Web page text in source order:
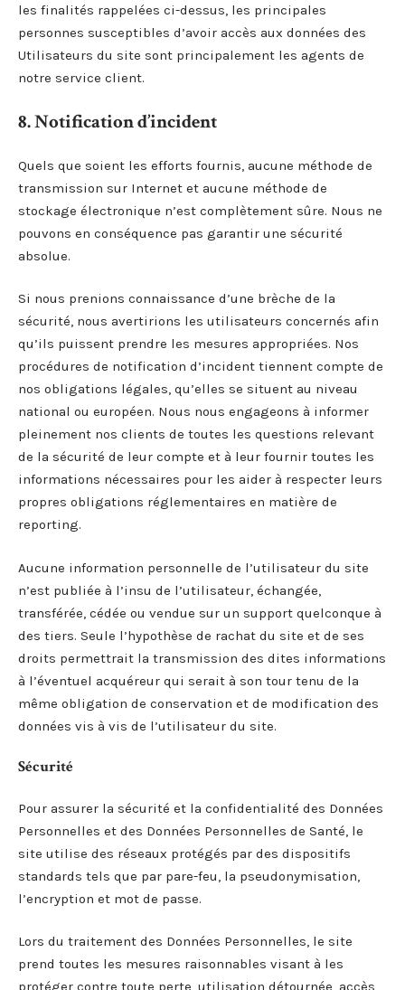
les finalités rappelées ci-dessus, les principales
personnes susceptibles d’avoir accès aux données des
Utilisateurs du site sont principalement les agents de
notre service client.
8. Notification d’incident
Quels que soient les efforts fournis, aucune méthode de
transmission sur Internet et aucune méthode de
stockage électronique n’est complètement sûre. Nous ne
pouvons en conséquence pas garantir une sécurité
absolue.
Si nous prenions connaissance d’une brèche de la
sécurité, nous avertirions les utilisateurs concernés afin
qu’ils puissent prendre les mesures appropriées. Nos
procédures de notification d’incident tiennent compte de
nos obligations légales, qu’elles se situent au niveau
national ou européen. Nous nous engageons à informer
pleinement nos clients de toutes les questions relevant
de la sécurité de leur compte et à leur fournir toutes les
informations nécessaires pour les aider à respecter leurs
propres obligations réglementaires en matière de
reporting.
Aucune information personnelle de l’utilisateur du site
n’est publiée à l’insu de l’utilisateur, échangée,
transférée, cédée ou vendue sur un support quelconque à
des tiers. Seule l’hypothèse de rachat du site et de ses
droits permettrait la transmission des dites informations
à l’éventuel acquéreur qui serait à son tour tenu de la
même obligation de conservation et de modification des
données vis à vis de l’utilisateur du site.
Sécurité
Pour assurer la sécurité et la confidentialité des Données
Personnelles et des Données Personnelles de Santé, le
site utilise des réseaux protégés par des dispositifs
standards tels que par pare-feu, la pseudonymisation,
l’encryption et mot de passe.
Lors du traitement des Données Personnelles, le site
prend toutes les mesures raisonnables visant à les
protéger contre toute perte, utilisation détournée, accès